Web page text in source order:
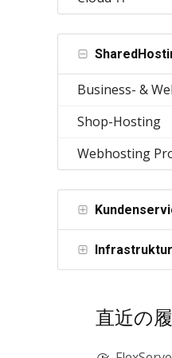
Business- &
Shop-Hosting
Webhosting
直近の